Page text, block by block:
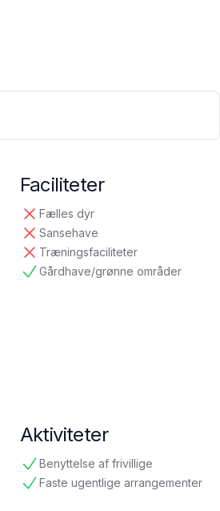
Faciliteter
Fælles dyr
ikke tilgængelig
Sansehave
ikke tilgængelig
Træningsfaciliteter
ikke tilgængelig
Gårdhave/grønne områder
tilgængelig
Aktiviteter
Benyttelse af frivillige
tilgængelig
Faste ugentlige arrangementer
tilgængelig